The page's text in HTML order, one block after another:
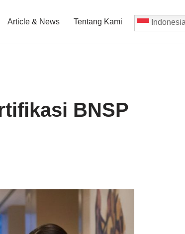
Article & News Tentang Kami
BNSP